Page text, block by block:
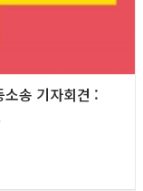
송 기자회견​ :